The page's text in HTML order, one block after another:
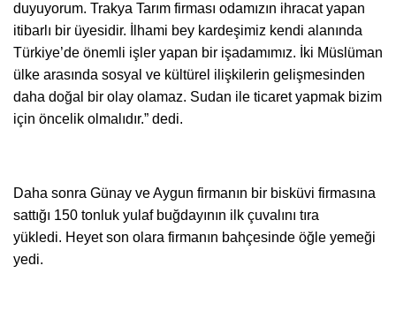
duyuyorum. Trakya Tarım firması odamızın ihracat yapan
itibarlı bir üyesidir. İlhami bey kardeşimiz kendi alanında
Türkiye’de önemli işler yapan bir işadamımız. İki Müslüman
ülke arasında sosyal ve kültürel ilişkilerin gelişmesinden
daha doğal bir olay olamaz. Sudan ile ticaret yapmak bizim
için öncelik olmalıdır.” dedi.
Daha sonra Günay ve Aygun firmanın bir bisküvi firmasına
sattığı 150 tonluk yulaf buğdayının ilk çuvalını tıra
yükledi. Heyet son olara firmanın bahçesinde öğle yemeği
yedi.